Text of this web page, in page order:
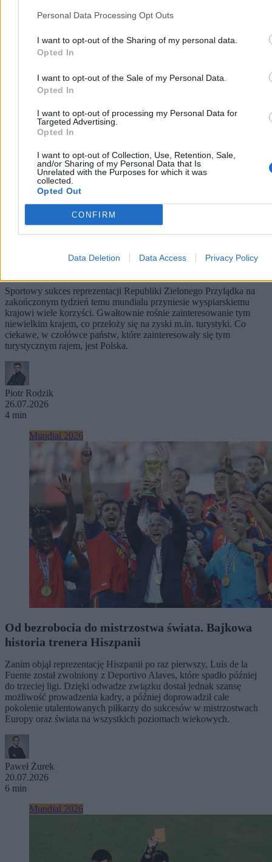
Personal Data Processing Opt Outs
I want to opt-out of the Sharing of my personal data.
Opted In
I want to opt-out of the Sale of my Personal Data.
Opted In
I want to opt-out of processing my Personal Data for
Targeted Advertising.
Opted In
I want to opt-out of Collection, Use, Retention, Sale,
and/or Sharing of my Personal Data that Is
Unrelated with the Purposes for which it was
collected.
Opted Out
CONFIRM
Data Deletion Data Access Privacy Policy
Efekt mundialu. Zaczął się szał na Republikę
Sportowy sukces reprezentacji Republiki Zielonego Przylądka na
zakończonym tydzień temu mundialu przyniesie wyspiarskiemu
krajowi wiele korzyści. Gwałtownie rośnie zainteresowanie tym
niewielkim krajem, co przełoży się na zyski m.in. turystyki. Co
ciekawe, w czołówce państw, które zainteresowały się tym
turystycznym rajem, jest Polska.
Piotr Rodzik
26.07.2026
4 min
Mundial 2026
Od bezrobocia do mistrzostwa świata. Bajkowa
historia trenera Hiszpanii
Zanim objął reprezentację Hiszpanii po raz pierwszy, Luis de la
Fuente został zwolniony z Deportivo Alaves, które spadło później
do trzeciej ligi. Dzięki odwadze związku dostał jednak szansę
możliwość prowadzenia kadry, a później doprowadził całe
pokolenie utalentowanych piłkarzy do sukcesów w mistrzostwach
Europy oraz świata na wszystkich poziomach wiekowych.
Paweł Żurek
20.07.2026
6 min
Mundial 2026